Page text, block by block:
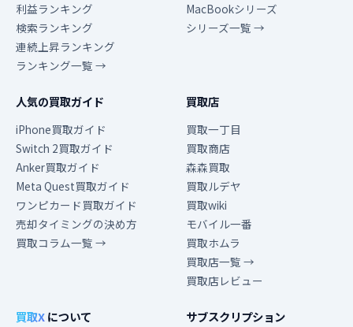
利益ランキング
検索ランキング
連続上昇ランキング
ランキング一覧 →
MacBookシリーズ
シリーズ一覧 →
人気の買取ガイド
iPhone買取ガイド
Switch 2買取ガイド
Anker買取ガイド
Meta Quest買取ガイド
ワンピカード買取ガイド
売却タイミングの決め方
買取コラム一覧 →
買取店
買取一丁目
買取商店
森森買取
買取ルデヤ
買取wiki
モバイル一番
買取ホムラ
買取店一覧 →
買取店レビュー
買取Xについて サブスクリプション